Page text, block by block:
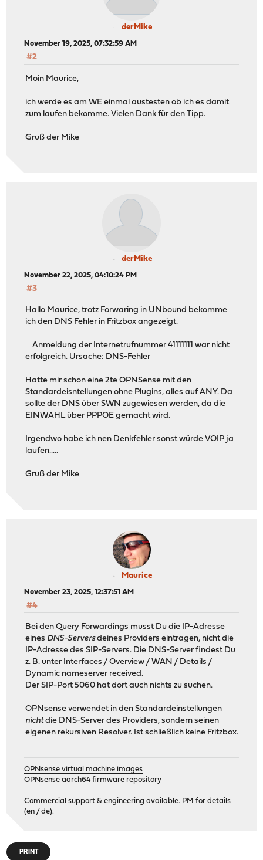
derMike
November 19, 2025, 07:32:59 AM
#2
Moin Maurice,
ich werde es am WE einmal austesten ob ich es damit
zum laufen bekomme. Vielen Dank für den Tipp.
Gruß der Mike
derMike
November 22, 2025, 04:10:24 PM
#3
Hallo Maurice, trotz Forwaring in UNbound bekomme
ich den DNS Fehler in Fritzbox angezeigt.
Anmeldung der Internetrufnummer 41111111 war nicht
erfolgreich. Ursache: DNS-Fehler
Hatte mir schon eine 2te OPNSense mit den
Standardeisntellungen ohne Plugins, alles auf ANY. Da
sollte der DNS über SWN zugewiesen werden, da die
EINWAHL über PPPOE gemacht wird.
Irgendwo habe ich nen Denkfehler sonst würde VOIP ja
laufen.....
Gruß der Mike
Maurice
November 23, 2025, 12:37:51 AM
#4
Bei den Query Forwardings musst Du die IP-Adresse
eines DNS-Serversdeines Providers eintragen, nicht die
IP-Adresse des SIP-Servers. Die DNS-Server findest Du
z. B. unter Interfaces / Overview / WAN / Details /
Dynamic nameserver received.
Der SIP-Port 5060 hat dort auch nichts zu suchen.
OPNsense verwendet in den Standardeinstellungen
nichtdie DNS-Server des Providers, sondern seinen
eigenen rekursiven Resolver. Ist schließlich keine Fritzbox.
OPNsense virtual machine images
OPNsense aarch64 firmware repository
Commercial support & engineering available. PM for details
(en / de).
PRINT